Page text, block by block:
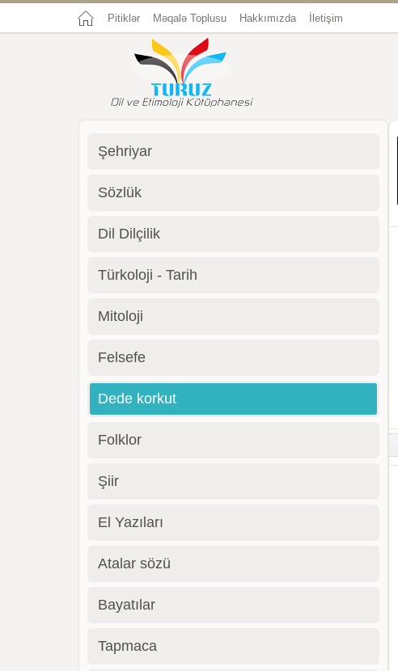
Pitiklər Məqalə Toplusu Hakkımızda İletişim
Şehriyar
Sözlük
Dil Dilçilik
Türkoloji - Tarih
Mitoloji
Felsefe
Dede korkut
Folklor
Şiir
El Yazıları
Atalar sözü
Bayatılar
Tapmaca